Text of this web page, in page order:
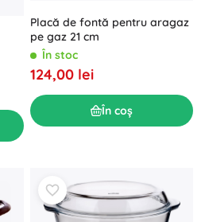
Placă de fontă pentru aragaz
pe gaz 21 cm
În stoc
124,00 lei
În coș